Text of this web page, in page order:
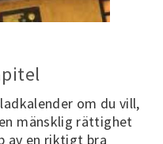
om du vill,
mänsklig rättighet
av en riktigt bra